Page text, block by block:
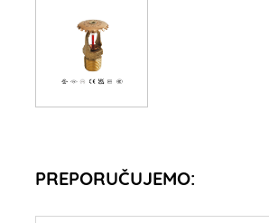
PREPORUČUJEMO: